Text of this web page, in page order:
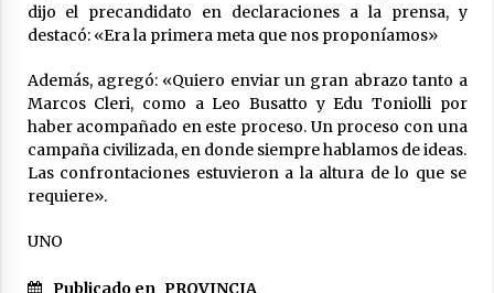
dijo el precandidato en declaraciones a la prensa, y
destacó: «Era la primera meta que nos proponíamos»
Además, agregó: «Quiero enviar un gran abrazo tanto a
Marcos Cleri, como a Leo Busatto y Edu Toniolli por
haber acompañado en este proceso. Un proceso con una
campaña civilizada, en donde siempre hablamos de ideas.
Las confrontaciones estuvieron a la altura de lo que se
requiere».
UNO
Publicado en PROVINCIA